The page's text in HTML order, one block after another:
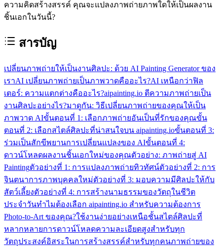
ความคิดสร้างสรรค์ คุณจะแปลงภาพถ่ายภาพใดให้เป็นผลงาน
ชิ้นเอกในวันนี้?
สารบัญ
เปลี่ยนภาพถ่ายให้เป็นงานศิลปะ: ด้วย AI Painting Generator ของ
เราAI เปลี่ยนภาพถ่ายเป็นภาพวาดคืออะไร?AI เหนือกว่าฟิล
เตอร์: ความแตกต่างคืออะไร?aipainting.io ตีความภาพถ่ายเป็น
งานศิลปะอย่างไร?มาดูกัน: วิธีเปลี่ยนภาพถ่ายของคุณให้เป็น
ภาพวาด AIขั้นตอนที่ 1: เลือกภาพถ่ายอันเป็นที่รักของคุณขั้น
ตอนที่ 2: เลือกสไตล์ศิลปะที่น่าสนใจบน aipainting.ioขั้นตอนที่ 3:
ร่วมเป็นสักขีพยานการเปลี่ยนแปลงของ AIขั้นตอนที่ 4:
ดาวน์โหลดผลงานชิ้นเอกใหม่ของคุณตัวอย่าง: ภาพถ่ายสู่ AI
Paintingตัวอย่างที่ 1: การแปลงภาพถ่ายทิวทัศน์ตัวอย่างที่ 2: การ
จินตนาการภาพบุคคลใหม่ตัวอย่างที่ 3: มอบความมีศิลปะให้กับ
สัตว์เลี้ยงตัวอย่างที่ 4: การสร้างนามธรรมของวัตถุในชีวิต
ประจำวันทำไมต้องเลือก aipainting.io สำหรับความต้องการ
Photo-to-Art ของคุณ?ใช้งานง่ายอย่างเหนือชั้นสไตล์ศิลปะที่
หลากหลายการดาวน์โหลดความละเอียดสูงสำหรับทุก
วัตถุประสงค์อิสระในการสร้างสรรค์สำหรับทุกคนภาพถ่ายของ